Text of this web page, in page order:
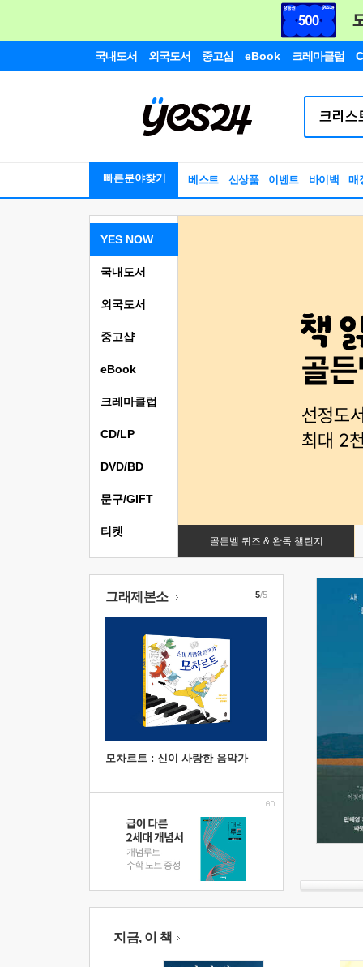
국내도서 외국도서 중고샵 eBook 크레마클럽
빠른분야찾기 베스트 신상품 이벤트 바이백 매
YES NOW
골든벨 퀴즈 & 완독 챌린지
국내도서
외국도서
중고샵
eBook
크레마클럽
CD/LP
DVD/BD
문구/GIFT
티켓
그래제본소
모차르트 : 신이 사랑한 음악가
5/5
지금, 이 책